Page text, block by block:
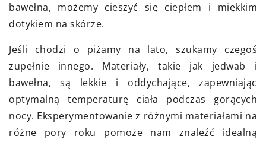
bawełna, możemy cieszyć się ciepłem i miękkim
dotykiem na skórze.
Jeśli chodzi o piżamy na lato, szukamy czegoś
zupełnie innego. Materiały, takie jak jedwab i
bawełna, są lekkie i oddychające, zapewniając
optymalną temperaturę ciała podczas gorących
nocy. Eksperymentowanie z różnymi materiałami na
różne pory roku pomoże nam znaleźć idealną